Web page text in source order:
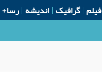
فیلم گرافیک اندیشه رسا+